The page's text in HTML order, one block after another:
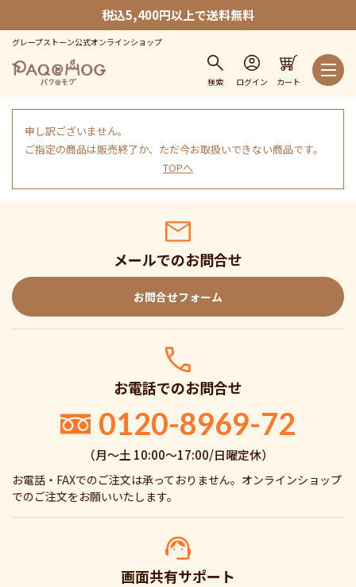
税込5,400円以上で送料無料
グレープストーン公式オンラインショップ
検索 ログイン カート
申し訳ございません。
ご指定の商品は販売終了か、ただ今お取扱いできない商品です。
TOPへ
メールでのお問合せ
お問合せフォーム
お電話でのお問合せ
0120-8969-72
（月〜土 10:00〜17:00/日曜定休）
お電話・FAXでのご注文は承っておりません。オンラインショップ
でのご注文をお願いいたします。
画面共有サポート